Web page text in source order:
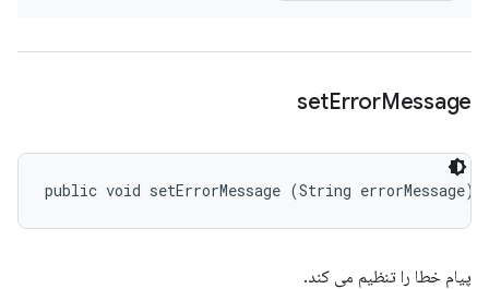
setErrorMessage
public void setErrorMessage (String errorMessage)
پیام خطا را تنظیم می کند.